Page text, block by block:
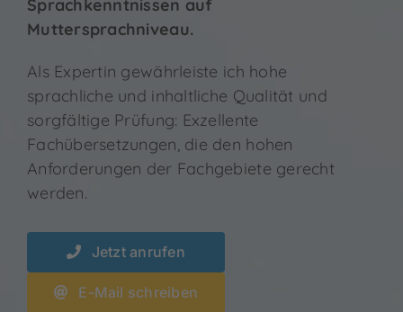
Sprachkenntnissen auf
Muttersprachniveau.
Als Expertin gewährleiste ich hohe
sprachliche und inhaltliche Qualität und
sorgfältige Prüfung: Exzellente
Fachübersetzungen, die den hohen
Anforderungen der Fachgebiete gerecht
werden.
Jetzt anrufen
E-Mail schreiben